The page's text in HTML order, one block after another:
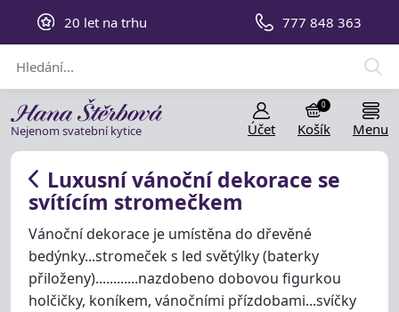
20 let na trhu 777 848 363
Nejenom svatební kytice Účet Košík
0
Menu
Luxusní vánoční dekorace se
svítícím stromečkem
Vánoční dekorace je umístěna do dřevěné
bedýnky...stromeček s led světýlky (baterky
přiloženy)............nazdobeno dobovou figurkou
holčičky, koníkem, vánočními přízdobami...svíčky